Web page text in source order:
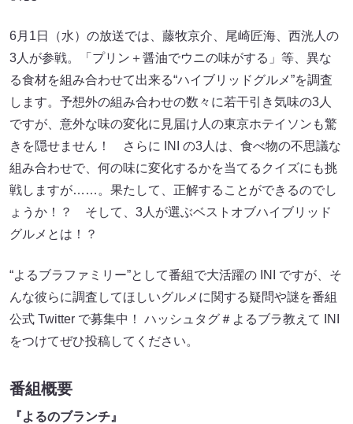
6月1日（水）の放送では、藤牧京介、尾崎匠海、西洸人の
3人が参戦。「プリン＋醤油でウニの味がする」等、異な
る食材を組み合わせて出来る“ハイブリッドグルメ”を調査
します。予想外の組み合わせの数々に若干引き気味の3人
ですが、意外な味の変化に見届け人の東京ホテイソンも驚
きを隠せません！ さらに INI の3人は、食べ物の不思議な
組み合わせで、何の味に変化するかを当てるクイズにも挑
戦しますが……。果たして、正解することができるのでし
ょうか！？ そして、3人が選ぶベストオブハイブリッド
グルメとは！？
“よるブラファミリー”として番組で大活躍の INI ですが、そ
んな彼らに調査してほしいグルメに関する疑問や謎を番組
公式 Twitter で募集中！ ハッシュタグ＃よるブラ教えて INI
をつけてぜひ投稿してください。
番組概要
『よるのブランチ』